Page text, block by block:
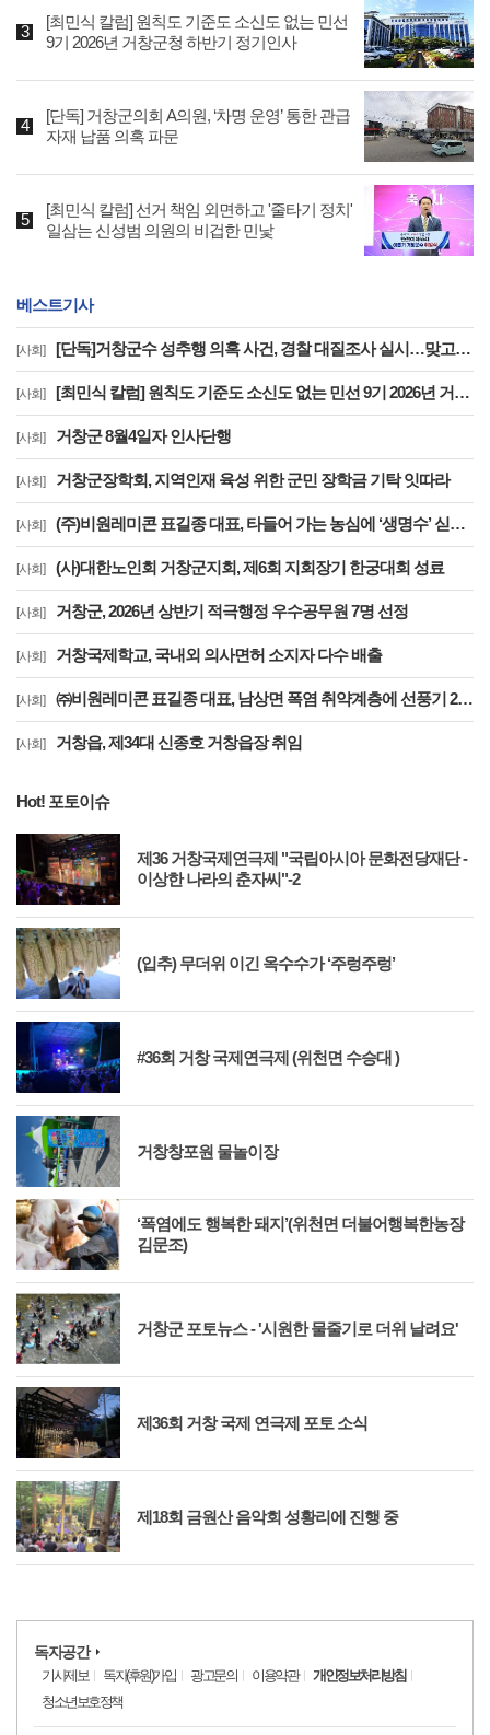
[최민식 칼럼] 원칙도 기준도 소신도 없는 민선
9기 2026년 거창군청 하반기 정기인사
[단독] 거창군의회 A의원, ‘차명 운영’ 통한 관급
자재 납품 의혹 파문
[최민식 칼럼] 선거 책임 외면하고 '줄타기 정치'
일삼는 신성범 의원의 비겁한 민낯
베스트기사
[사회] [단독]거창군수 성추행 의혹 사건, 경찰 대질조사 실시…맞고소 속 수사 본격화
[사회] [최민식 칼럼] 원칙도 기준도 소신도 없는 민선 9기 2026년 거창군청 하반기 정기인사
[사회] 거창군 8월4일자 인사단행
[사회] 거창군장학회, 지역인재 육성 위한 군민 장학금 기탁 잇따라
[사회] (주)비원레미콘 표길종 대표, 타들어 가는 농심에 ‘생명수’ 싣고 달렸다
[사회] (사)대한노인회 거창군지회, 제6회 지회장기 한궁대회 성료
[사회] 거창군, 2026년 상반기 적극행정 우수공무원 7명 선정
[사회] 거창국제학교, 국내외 의사면허 소지자 다수 배출
[사회] ㈜비원레미콘 표길종 대표, 남상면 폭염 취약계층에 선풍기 20대 기탁… ‘시원한 나눔’ 실천
[사회] 거창읍, 제34대 신종호 거창읍장 취임
Hot! 포토이슈
제36 거창국제연극제 "국립아시아 문화전당재단 -
이상한 나라의 춘자씨"-2
(입추) 무더위 이긴 옥수수가 ‘주렁주렁’
#36회 거창 국제연극제 (위천면 수승대 )
거창창포원 물놀이장
‘폭염에도 행복한 돼지’(위천면 더불어행복한농장
김문조)
거창군 포토뉴스 - '시원한 물줄기로 더위 날려요'
제36회 거창 국제 연극제 포토 소식
제18회 금원산 음악회 성황리에 진행 중
독자공간
기사제보 독자(후원)가입 광고문의 이용약관
개인정보처리방침
청소년보호정책